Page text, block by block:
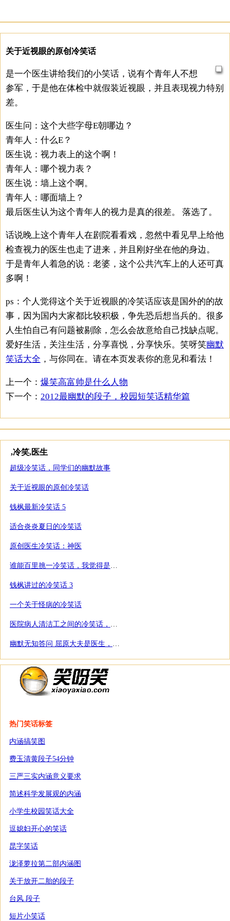
关于近视眼的原创冷笑话
是一个医生讲给我们的小笑话，说有个青年人不想
参军，于是他在体检中就假装近视眼，并且表现视力特别
差。
医生问：这个大些字母E朝哪边？
青年人：什么E？
医生说：视力表上的这个啊！
青年人：哪个视力表？
医生说：墙上这个啊。
青年人：哪面墙上？
最后医生认为这个青年人的视力是真的很差。 落选了。
话说晚上这个青年人在剧院看看戏，忽然中看见早上给他
检查视力的医生也走了进来，并且刚好坐在他的身边。
于是青年人着急的说：老婆，这个公共汽车上的人还可真
多啊！
ps：个人觉得这个关于近视眼的冷笑话应该是国外的的故
事，因为国内大家都比较积极，争先恐后想当兵的。很多
人生怕自己有问题被剔除，怎么会故意给自己找缺点呢。
爱好生活，关注生活，分享喜悦，分享快乐。笑呀笑幽默
笑话大全 ，与你同在。请在本页发表你的意见和看法！
上一个： 爆笑高富帅是什么人物
下一个： 2012最幽默的段子，校园短笑话精华篇
,冷笑,医生
超级冷笑话，同学们的幽默故事
关于近视眼的原创冷笑话
钱枫最新冷笑话 5
适合炎炎夏日的冷笑话
原创医生冷笑话：神医
钱枫讲过的冷笑话 3
一个关于怪病的冷笑话
热门笑话标签
内涵搞笑图
费玉清黄段子54分钟
三严三实内涵意义要求
简述科学发展观的内涵
小学生校园笑话大全
逗媳妇开心的笑话
昆字笑话
泷泽萝拉第二部内涵图
关于放开二胎的段子
台风 段子
短片小笑话